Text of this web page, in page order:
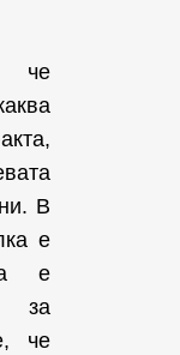
че
В
е
е
за
че